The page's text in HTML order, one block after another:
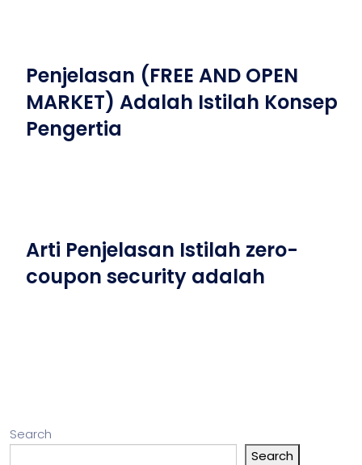
Penjelasan (FREE AND OPEN
MARKET) Adalah Istilah Konsep
Pengertia
Arti Penjelasan Istilah zero-
coupon security adalah
Search
Search